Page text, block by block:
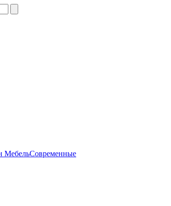
Современные